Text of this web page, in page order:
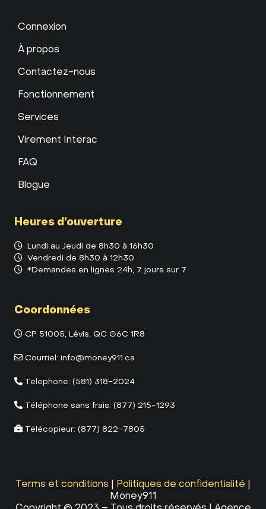
Connexion
À propos
Contactez-nous
Fonctionnement
Services
Virement Interac
FAQ
Blogue
Heures d’ouverture
Lundi au Jeudi de 8h30 à 16h30
Vendredi de 8h30 à 12h30
*Demandes en lignes 24h, 7 jours sur 7
Coordonnées
CP 51005, Lévis, QC G6C 1R8
Courriel: info@money911.ca
Telephone: (581) 318-2024
Téléphone sans frais: (877) 215-1293
Télécopieur: (877) 822-7805
Terms et conditions | Politiques de confidentialité |
Money911